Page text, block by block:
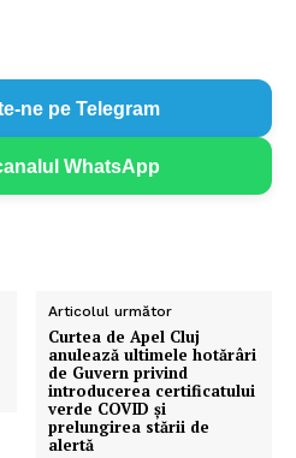
ne pe Telegram
WhatsApp
Articolul următor
Curtea de Apel Cluj
anulează ultimele hotărâri
de Guvern privind
introducerea certificatului
verde COVID și
prelungirea stării de
alertă